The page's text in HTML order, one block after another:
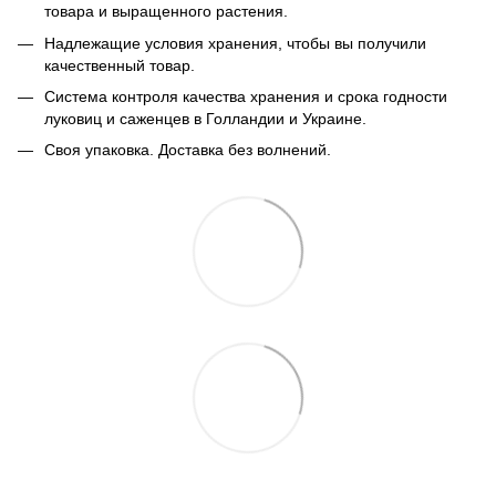
товара и выращенного растения.
Надлежащие условия хранения, чтобы вы получили
качественный товар.
Система контроля качества хранения и срока годности
луковиц и саженцев в Голландии и Украине.
Своя упаковка. Доставка без волнений.